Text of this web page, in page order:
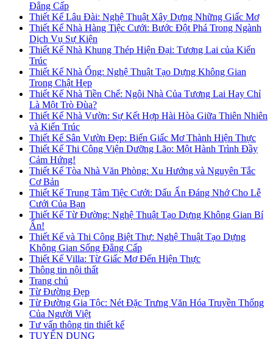
Đẳng Cấp
Thiết Kế Lâu Đài: Nghệ Thuật Xây Dựng Những Giấc Mơ
Thiết Kế Nhà Hàng Tiệc Cưới: Bước Đột Phá Trong Ngành
Dịch Vụ Sự Kiện
Thiết Kế Nhà Khung Thép Hiện Đại: Tương Lai của Kiến
Trúc
Thiết Kế Nhà Ống: Nghệ Thuật Tạo Dựng Không Gian
Trong Chật Hẹp
Thiết Kế Nhà Tiền Chế: Ngôi Nhà Của Tương Lai Hay Chỉ
Là Một Trò Đùa?
Thiết Kế Nhà Vườn: Sự Kết Hợp Hài Hòa Giữa Thiên Nhiên
và Kiến Trúc
Thiết Kế Sân Vườn Đẹp: Biến Giấc Mơ Thành Hiện Thực
Thiết Kế Thi Công Viện Dưỡng Lão: Một Hành Trình Đầy
Cảm Hứng!
Thiết Kế Tòa Nhà Văn Phòng: Xu Hướng và Nguyên Tắc
Cơ Bản
Thiết Kế Trung Tâm Tiệc Cưới: Dấu Ấn Đáng Nhớ Cho Lễ
Cưới Của Bạn
Thiết Kế Từ Đường: Nghệ Thuật Tạo Dựng Không Gian Bí
Ẩn!
Thiết Kế và Thi Công Biệt Thự: Nghệ Thuật Tạo Dựng
Không Gian Sống Đẳng Cấp
Thiết Kế Villa: Từ Giấc Mơ Đến Hiện Thực
Thông tin nội thất
Trang chủ
Từ Đường Đẹp
Từ Đường Gia Tộc: Nét Đặc Trưng Văn Hóa Truyền Thống
Của Người Việt
Tư vấn thông tin thiết kế
TUYỂN DỤNG